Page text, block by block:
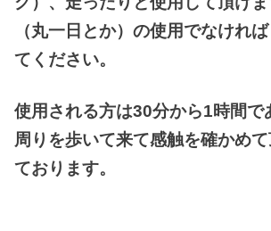
（丸一日とか）の使用でなけれ
てください。
使用される方は30分から1時間で
周りを歩いて来て感触を確かめ
ております。